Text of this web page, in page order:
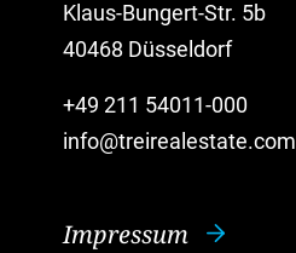
Klaus-Bungert-Str. 5b
40468 Düsseldorf
+49 211 54011-000
info@treirealestate.com
Impressum